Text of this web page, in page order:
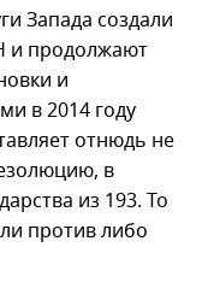
Запада создали
и продолжают
и
в 2014 году
отнюдь не
в
из 193. То
против либо